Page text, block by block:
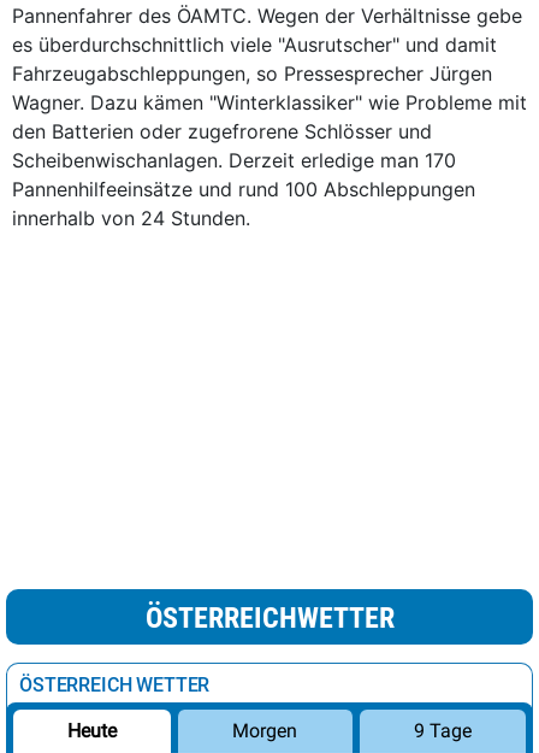
Pannenfahrer des ÖAMTC. Wegen der Verhältnisse gebe
es überdurchschnittlich viele "Ausrutscher" und damit
Fahrzeugabschleppungen, so Pressesprecher Jürgen
Wagner. Dazu kämen "Winterklassiker" wie Probleme mit
den Batterien oder zugefrorene Schlösser und
Scheibenwischanlagen. Derzeit erledige man 170
Pannenhilfeeinsätze und rund 100 Abschleppungen
innerhalb von 24 Stunden.
ÖSTERREICHWETTER
ÖSTERREICH WETTER
Heute Morgen 9 Tage